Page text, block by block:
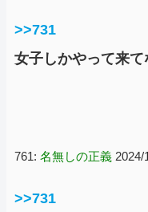
>>731
女子しかやって来
761: 名無しの正義 2024/
>>731